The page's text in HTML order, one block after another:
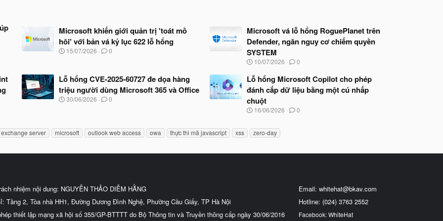
Microsoft khiến giới quản trị 'toát mồ
hôi' với bản vá kỷ lục 622 lỗ hổng
N
y
b
ắ
t
15/07/2026 0
Microsoft vá lỗ hổng RoguePlanet trên
Defender, ngăn nguy cơ chiếm quyền
SYSTEM
N
à
y
b
ắ
t
u
10/07/2026 0
Lỗ hổng CVE-2025-60727 đe dọa hàng
triệu người dùng Microsoft 365 và Office
N
b
ắ
đ
30/06/2026 0
Lỗ hổng Microsoft Copilot cho phép
đánh cắp dữ liệu bằng một cú nhấp
chuột
N
y
16/06/2026 0
exchange server microsoft outlook web access owa thực thi mã javascript xss zero-day
nhiệm nội dung: NGUYỄN THẢO DIỄM HẰNG
Tầng 2, Tòa nhà HH1, Đường Dương Đình Nghệ, Phường Cầu Giấy, TP Hà Nội
thiết lập mạng xã hội số 355/GP-BTTTT do Bộ Thông tin và Truyền thông cấp ngày 30/06/2016
Email: whitehat@bkav.com
Hotline: (024) 3763 2552
Facebook: WhiteHat